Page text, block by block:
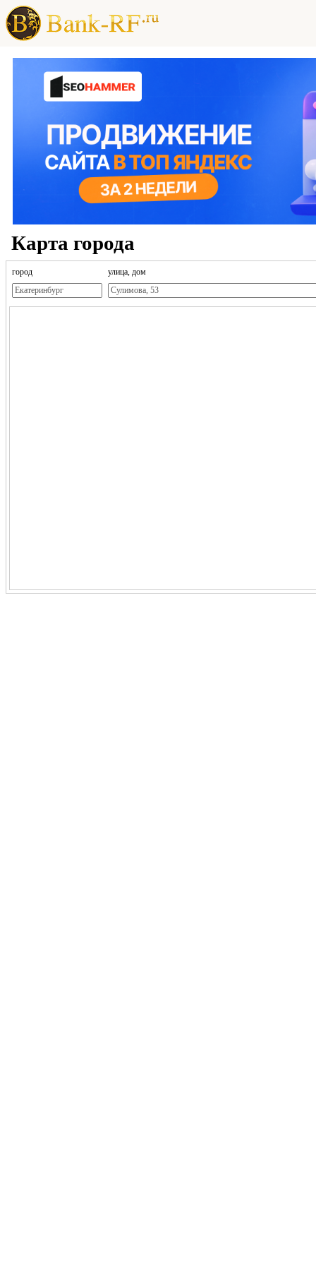
Карта города
город улица, дом